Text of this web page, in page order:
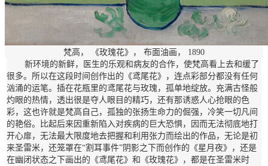
梵高， 《玫瑰花》， 布面油画， 1890
新环境的新鲜，医生的乐观和病友的合作，使梵高看上去和缓了
很多。所以在这段时间创作出的《鸢尾花》，连点彩部分都没有任何
汹涌的运笔。插在花瓶里的鸢尾花与玫瑰，孤单地绽放。充满古怪般
灼眼的热情，透出很是夺人眼目的精巧，还有那诱惑人心抢眼的色
彩，这也许就是梵高自己，孤独的张扬生命力的倔强，冷笑一切凡间
的艳俗。比起后来因重新陷入对疾病的巨大恐惧，因而无法彻底地打
开心扉，无法最大限度地去把握和利用张力而绘出的作品，无论是初
来圣雷米，还笼罩在“割耳事件”阴影之下而创作的《星月夜》，还是
在幽闭状态之下画出的《鸢尾花》和《玫瑰花》，都是在圣雷米时